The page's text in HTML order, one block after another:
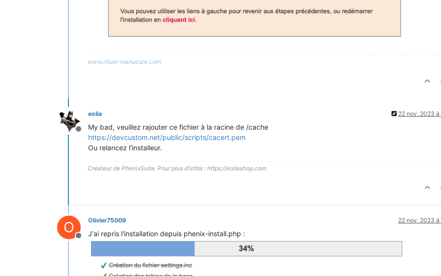
www.rituel-manucure.com
Hors-ligne
eolia 22 nov. 2023 à
My bad, veuillez rajouter ce fichier à la racine de /cache
https://devcustom.net/public/scripts/cacert.pem
Ou relancez l'installeur.
Créateur de PhenixSuite. Pour plus d'infos : https://eoliashop.com
O
Hors-ligne
Olivier75009 22 nov. 2023 à
J'ai repris l'installation depuis phenix-install.php :